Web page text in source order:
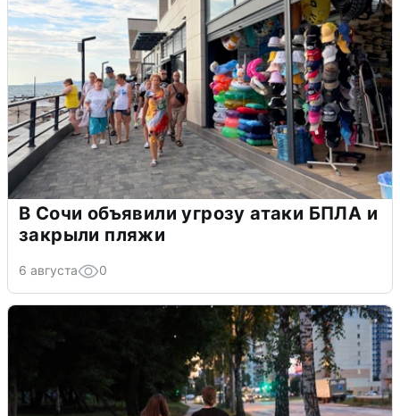
В Сочи объявили угрозу атаки БПЛА и
закрыли пляжи
6 августа 0